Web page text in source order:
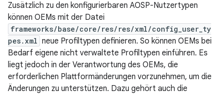
Zusätzlich zu den konfigurierbaren AOSP-Nutzertypen
können OEMs mit der Datei
frameworks/base/core/res/res/xml/config_user_ty
pes.xml neue Profiltypen definieren. So können OEMs bei
Bedarf eigene nicht verwaltete Profiltypen einführen. Es
liegt jedoch in der Verantwortung des OEMs, die
erforderlichen Plattformänderungen vorzunehmen, um die
Änderungen zu unterstützen. Dazu gehört auch die